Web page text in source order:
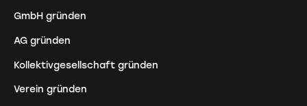
GmbH gründen
AG gründen
Kollektivgesellschaft gründen
Verein gründen